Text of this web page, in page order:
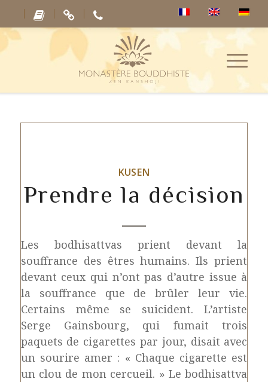
KUSEN
Prendre la décision
Les bodhisattvas prient devant la
souffrance des êtres humains. Ils prient
devant ceux qui n’ont pas d’autre issue à
la souffrance que de brûler leur vie.
Certains même se suicident. L’artiste
Serge Gainsbourg, qui fumait trois
paquets de cigarettes par jour, disait avec
un sourire amer : « Chaque cigarette est
un clou de mon cercueil. » Le bodhisattva